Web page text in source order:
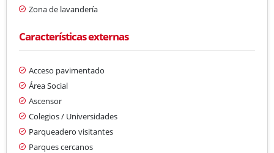
Zona de lavandería
Características externas
Acceso pavimentado
Área Social
Ascensor
Colegios / Universidades
Parqueadero visitantes
Parques cercanos